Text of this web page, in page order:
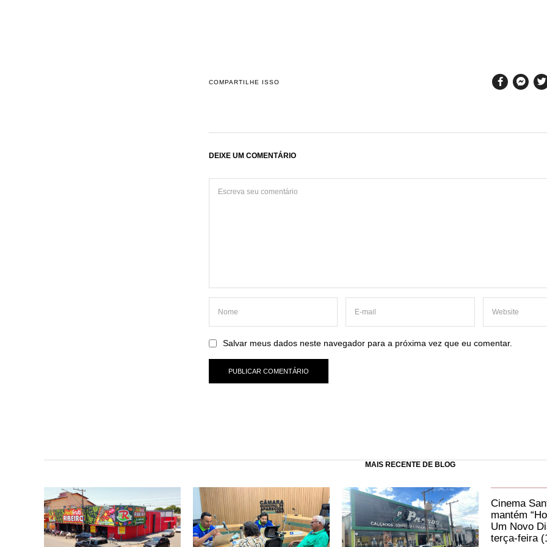
COMPARTILHE ISSO
DEIXE UM COMENTÁRIO
Salvar meus dados neste navegador para a próxima vez que eu comentar.
MAIS RECENTE DE BLOG
Cinema
mantém
Um Novo
terça-feira